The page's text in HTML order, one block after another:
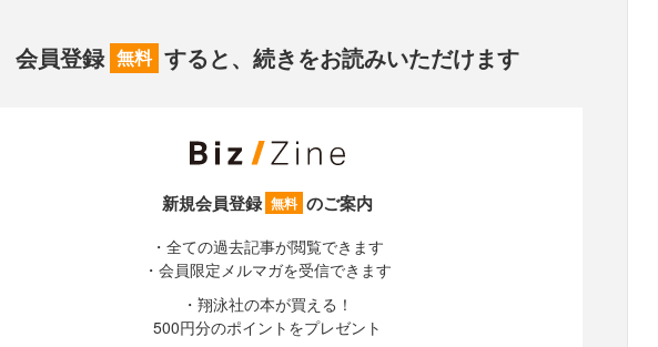
会員登録 無料 すると、続きをお読みいただけます
新規会員登録 無料 のご案内
・全ての過去記事が閲覧できます
・会員限定メルマガを受信できます
・翔泳社の本が買える！
500円分のポイントをプレゼント